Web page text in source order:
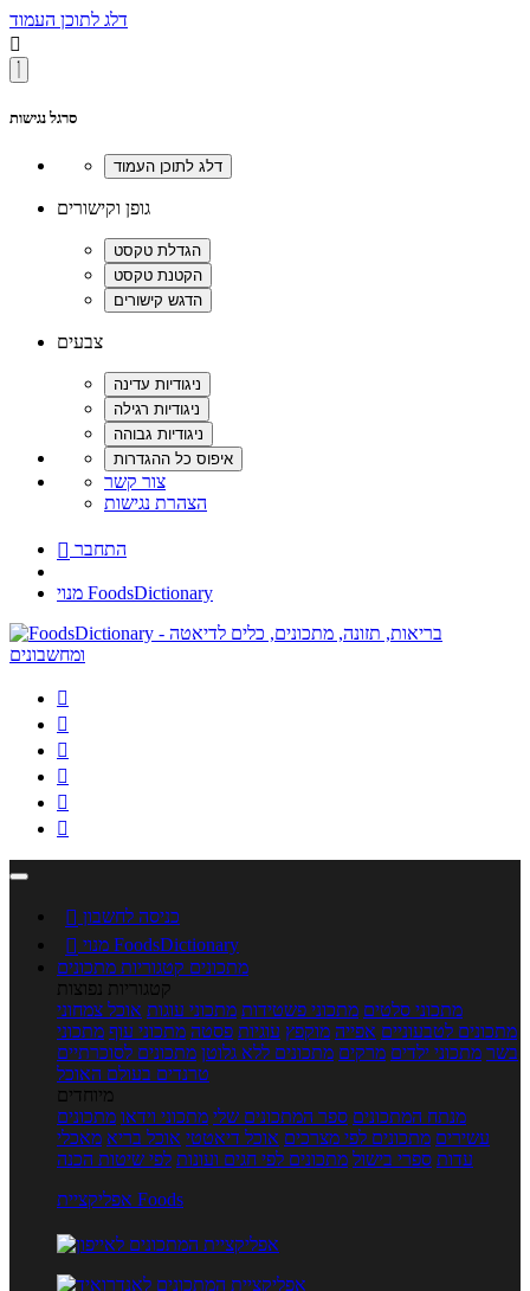
דלג לתוכן העמוד

סרגל נגישות
גופן וקישורים
צבעים
צור קשר
הצהרת נגישות
 התחבר
מנוי FoodsDictionary






 כניסה לחשבון

מנוי FoodsDictionary
מתכונים קטגוריות מתכונים
קטגוריות נפוצות
מתכוני סלטים מתכוני פשטידות מתכוני עוגות אוכל צמחוני
מתכונים לטבעוניים אפייה מוקפץ עוגיות פסטה מתכוני עוף מתכוני
בשר מתכוני ילדים מרקים מתכונים ללא גלוטן מתכונים לסוכרתיים
טרנדים בעולם האוכל
מיוחדים
מנתח המתכונים ספר המתכונים שלי מתכוני וידאו מתכונים
עשירים מתכונים לפי מצרכים אוכל דיאטטי אוכל בריא מאכלי
עדות ספרי בישול מתכונים לפי חגים ועונות לפי שיטות הכנה
אפליקציית Foods